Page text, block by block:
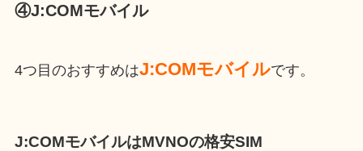
④J:COMモバイル
4つ目のおすすめはJ:COMモバイルです。
J:COMモバイルはMVNOの格安SIM